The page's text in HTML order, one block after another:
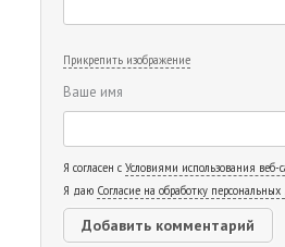
Прикрепить изображение
Ваше имя
Я согласен с Условиями использования
Я даю Согласие на обработку